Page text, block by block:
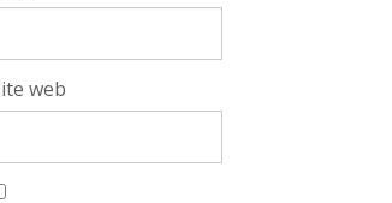
web